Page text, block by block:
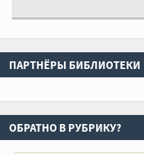
ПАРТНЁРЫ БИБЛИОТЕКИ
ОБРАТНО В РУБРИКУ?